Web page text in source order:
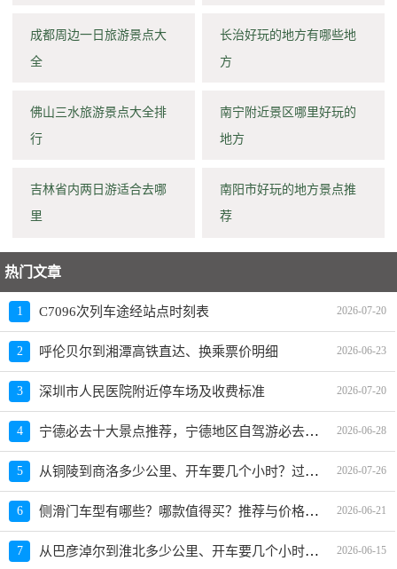
成都周边一日旅游景点大
全
长治好玩的地方有哪些地
方
佛山三水旅游景点大全排
行
南宁附近景区哪里好玩的
地方
吉林省内两日游适合去哪
里
南阳市好玩的地方景点推
荐
热门文章
1 C7096次列车途经站点时刻表 2026-07-20
2 呼伦贝尔到湘潭高铁直达、换乘票价明细 2026-06-23
3 深圳市人民医院附近停车场及收费标准 2026-07-20
4 宁德必去十大景点推荐，宁德地区自驾游必去景点 2026-06-28
5 从铜陵到商洛多少公里、开车要几个小时？过路费、油费等 2026-07-26
6 侧滑门车型有哪些？哪款值得买？推荐与价格指南 2026-06-21
7 从巴彦淖尔到淮北多少公里、开车要几个小时？过路费、油费等 2026-06-15